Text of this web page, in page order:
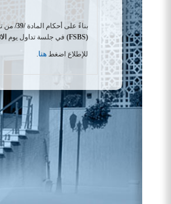
بناءً على أحكام المادة/39/ من
(
FSBS
) في جلسة تداول يوم
للإطلاع اضغط هنا.